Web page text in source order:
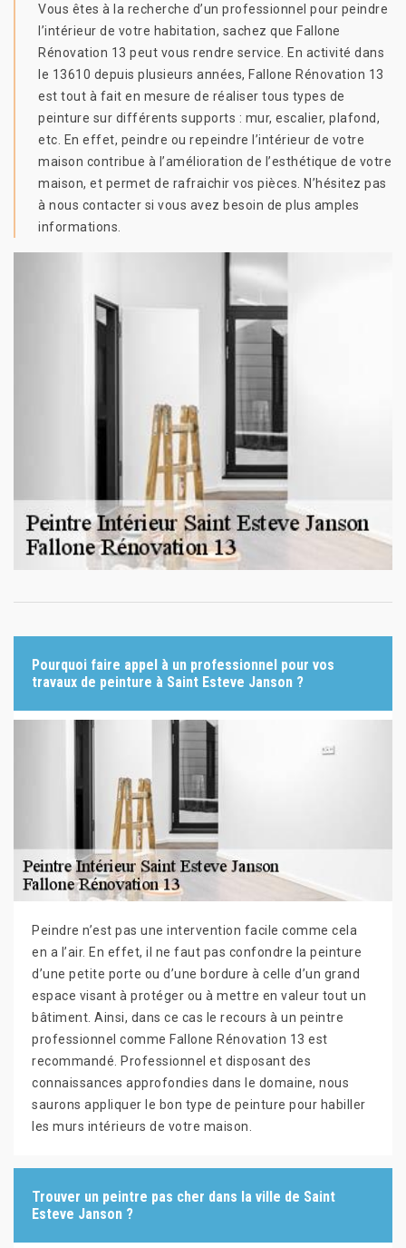
Vous êtes à la recherche d’un professionnel pour peindre
l’intérieur de votre habitation, sachez que Fallone
Rénovation 13 peut vous rendre service. En activité dans
le 13610 depuis plusieurs années, Fallone Rénovation 13
est tout à fait en mesure de réaliser tous types de
peinture sur différents supports : mur, escalier, plafond,
etc. En effet, peindre ou repeindre l’intérieur de votre
maison contribue à l’amélioration de l’esthétique de votre
maison, et permet de rafraichir vos pièces. N’hésitez pas
à nous contacter si vous avez besoin de plus amples
informations.
Pourquoi faire appel à un professionnel pour vos
travaux de peinture à Saint Esteve Janson ?
Peindre n’est pas une intervention facile comme cela
en a l’air. En effet, il ne faut pas confondre la peinture
d’une petite porte ou d’une bordure à celle d’un grand
espace visant à protéger ou à mettre en valeur tout un
bâtiment. Ainsi, dans ce cas le recours à un peintre
professionnel comme Fallone Rénovation 13 est
recommandé. Professionnel et disposant des
connaissances approfondies dans le domaine, nous
saurons appliquer le bon type de peinture pour habiller
les murs intérieurs de votre maison.
Trouver un peintre pas cher dans la ville de Saint
Esteve Janson ?